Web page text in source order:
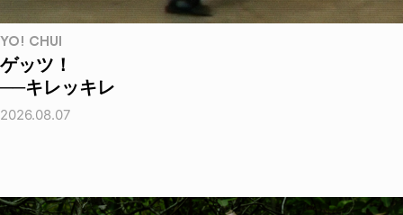
YO! CHUI
ゲッツ！
──キレッキレ
2026.08.07